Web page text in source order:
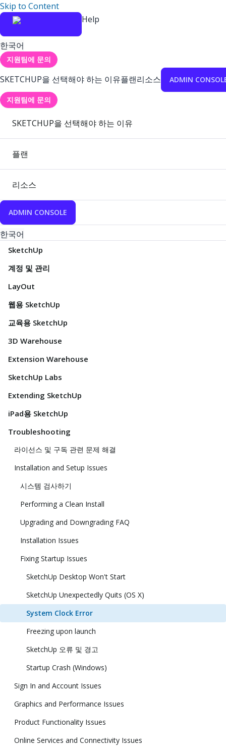
Skip to Content
Help
한국어
지원팀에 문의
SKETCHUP을 선택해야 하는 이유플랜리소스 ADMIN
지원팀에 문의
SKETCHUP을 선택해야 하는 이유
플랜
리소스
ADMIN CONSOLE
한국어
SketchUp
계정 및 관리
LayOut
웹용 SketchUp
교육용 SketchUp
3D Warehouse
Extension Warehouse
SketchUp Labs
Extending SketchUp
iPad용 SketchUp
Troubleshooting
라이선스 및 구독 관련 문제 해결
Installation and Setup Issues
시스템 검사하기
Performing a Clean Install
Upgrading and Downgrading FAQ
Installation Issues
Fixing Startup Issues
SketchUp Desktop Won't Start
SketchUp Unexpectedly Quits (OS X)
System Clock Error
Freezing upon launch
SketchUp 오류 및 경고
Startup Crash (Windows)
Sign In and Account Issues
Graphics and Performance Issues
Product Functionality Issues
Online Services and Connectivity Issues